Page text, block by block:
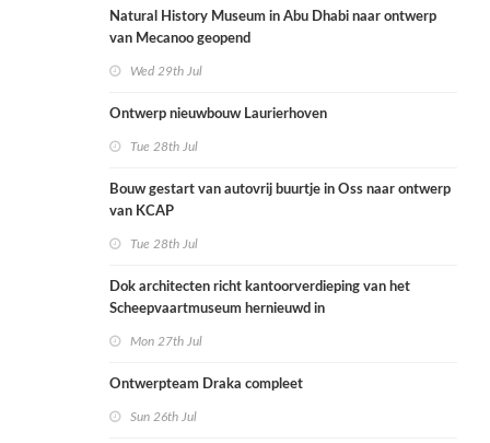
Natural History Museum in Abu Dhabi naar ontwerp
van Mecanoo geopend
Wed 29th Jul
Ontwerp nieuwbouw Laurierhoven
Tue 28th Jul
Bouw gestart van autovrij buurtje in Oss naar ontwerp
van KCAP
Tue 28th Jul
Dok architecten richt kantoorverdieping van het
Scheepvaartmuseum hernieuwd in
Mon 27th Jul
Ontwerpteam Draka compleet
Sun 26th Jul